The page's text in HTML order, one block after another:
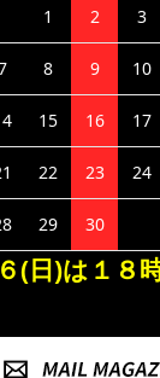
1 2 3
8 9 10
15 16 17
22 23 24
29 30
(日)は１８